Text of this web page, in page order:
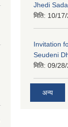
Jhedi
मिति: 10/
Invitation
Seudeni
मिति: 09/
अन्य